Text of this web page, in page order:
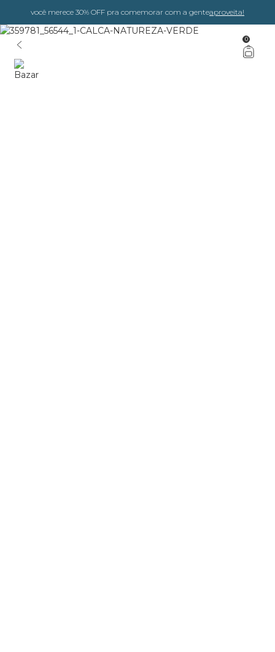
você merece 30% OFF pra comemorar com a genteaproveita!
0